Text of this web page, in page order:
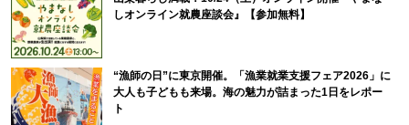
しオンライン就農座談会』【参加無料】
“漁師の日”に東京開催。「漁業就業支援フェア2026」に
大人も子どもも来場。海の魅力が詰まった1日をレポー
ト